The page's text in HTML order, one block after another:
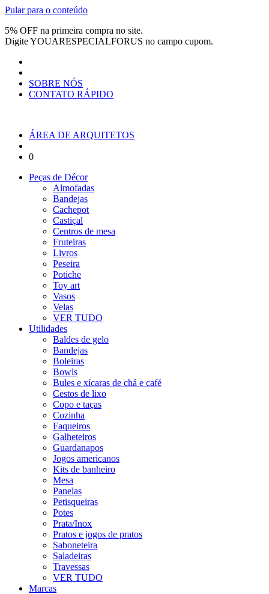
Pular para o conteúdo
5% OFF na primeira compra no site.
DigiteYOUARESPECIALFORUS no campo cupom.
SOBRE NÓS
CONTATO RÁPIDO
ÁREA DE ARQUITETOS
0
Peças de Décor
Almofadas
Bandejas
Cachepot
Castiçal
Centros de mesa
Fruteiras
Livros
Peseira
Potiche
Toy art
Vasos
Velas
VER TUDO
Utilidades
Baldes de gelo
Bandejas
Boleiras
Bowls
Bules e xícaras de chá e café
Cestos de lixo
Copo e taças
Cozinha
Faqueiros
Galheteiros
Guardanapos
Jogos americanos
Kits de banheiro
Mesa
Panelas
Petisqueiras
Potes
Prata/Inox
Pratos e jogos de pratos
Saboneteira
Saladeiras
Travessas
VER TUDO
Marcas